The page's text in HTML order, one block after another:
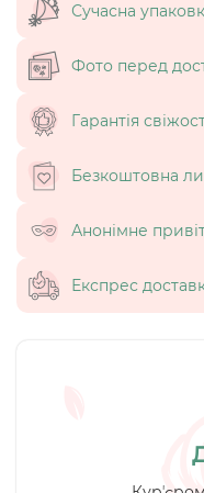
Сучасна
Фото перед
Гарантія
Безкоштовна
Анонімне
Експрес